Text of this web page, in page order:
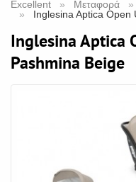
Excellent Μεταφορά
Inglesina Aptica Open
Inglesina Aptica
Pashmina Beige